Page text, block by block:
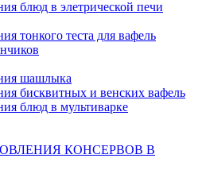
блюд в элетрической печи
тонкого теста для вафель
шашлыка
бисквитных и венских вафель
блюд в мультиварке
КОНСЕРВОВ В